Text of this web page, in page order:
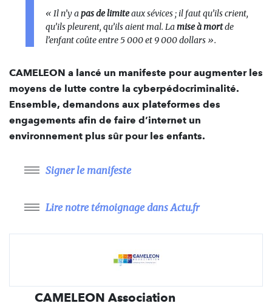
« Il n’y apas de limiteaux sévices ; il faut qu’ils crient,
qu’ils pleurent, qu’ils aient mal. Lamise à mortde
l’enfant coûte entre 5 000 et 9 000 dollars ».
CAMELEON a lancé un manifeste pour augmenter les
moyens de lutte contre la cyberpédocriminalité.
Ensemble, demandons aux plateformes des
engagements afin de faire d’internet un
environnement plus sûr pour les enfants.
Signer le manifeste
Lire notre témoignage dans Actu.fr
CAMELEON Association